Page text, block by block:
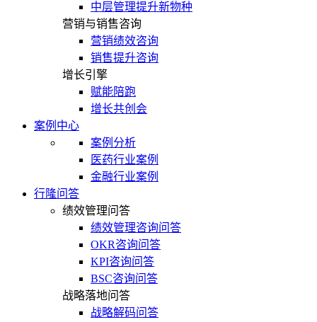
中层管理提升新物种
营销与销售咨询
营销绩效咨询
销售提升咨询
增长引擎
赋能陪跑
增长共创会
案例中心
案例分析
医药行业案例
金融行业案例
行隆问答
绩效管理问答
绩效管理咨询问答
OKR咨询问答
KPI咨询问答
BSC咨询问答
战略落地问答
战略解码问答